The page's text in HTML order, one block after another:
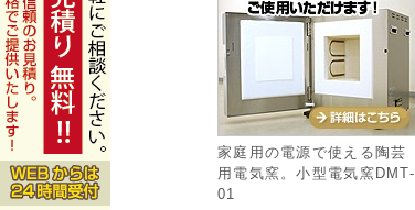
家庭用の電源で使える陶芸
用電気窯。小型電気窯DMT-
01